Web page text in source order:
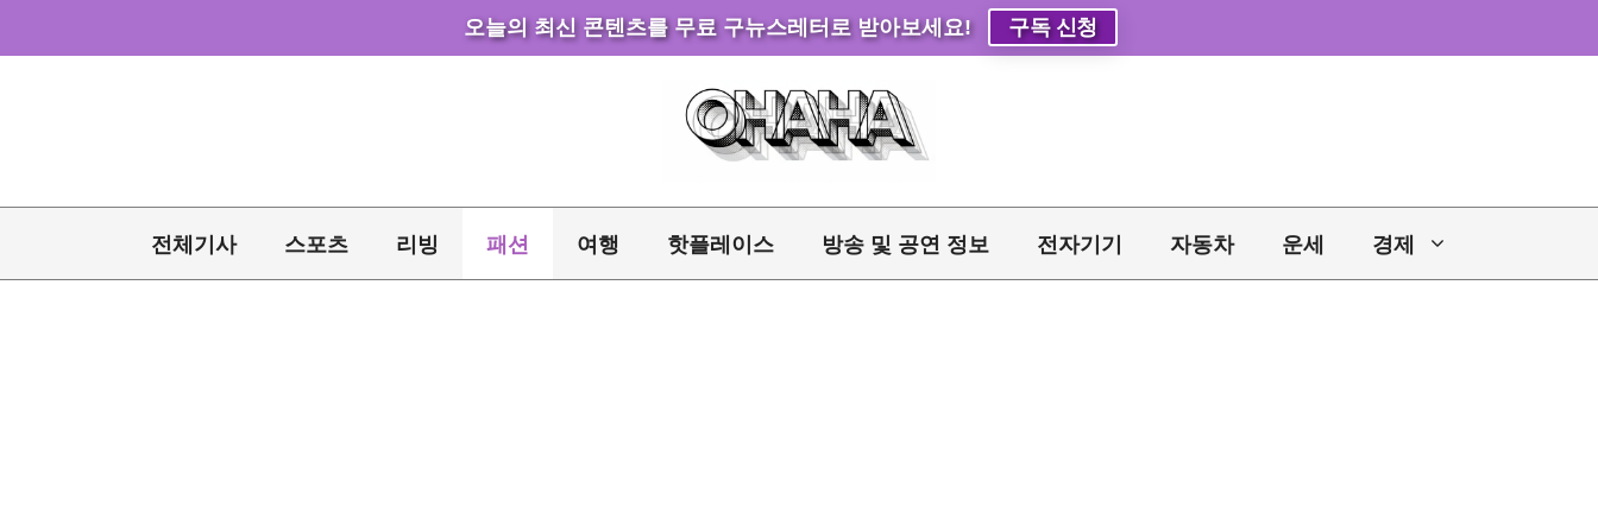
오늘의 최신 콘텐츠를 무료 구뉴스레터로 받아보세요! 구독 신청
기
전체기사 스포츠 리빙 패션 여행 핫플레이스 방송 및 공연 정보 전자기기 자동차 운세 경제